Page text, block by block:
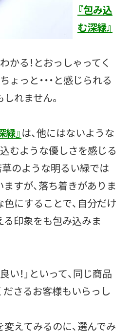
『包み込
む深緑』
かる！とおっしゃってく
ょっと・・・と感じられる
れません。
緑』 は、他にはないような
むような優しさを感じる
のような明るい緑では
すが、落ち着きがありま
にすることで、自分だけ
印象をも包み込みま
い！」といって、同じ商品
ださるお客様もいらっし
えてみるのに、選んでみ